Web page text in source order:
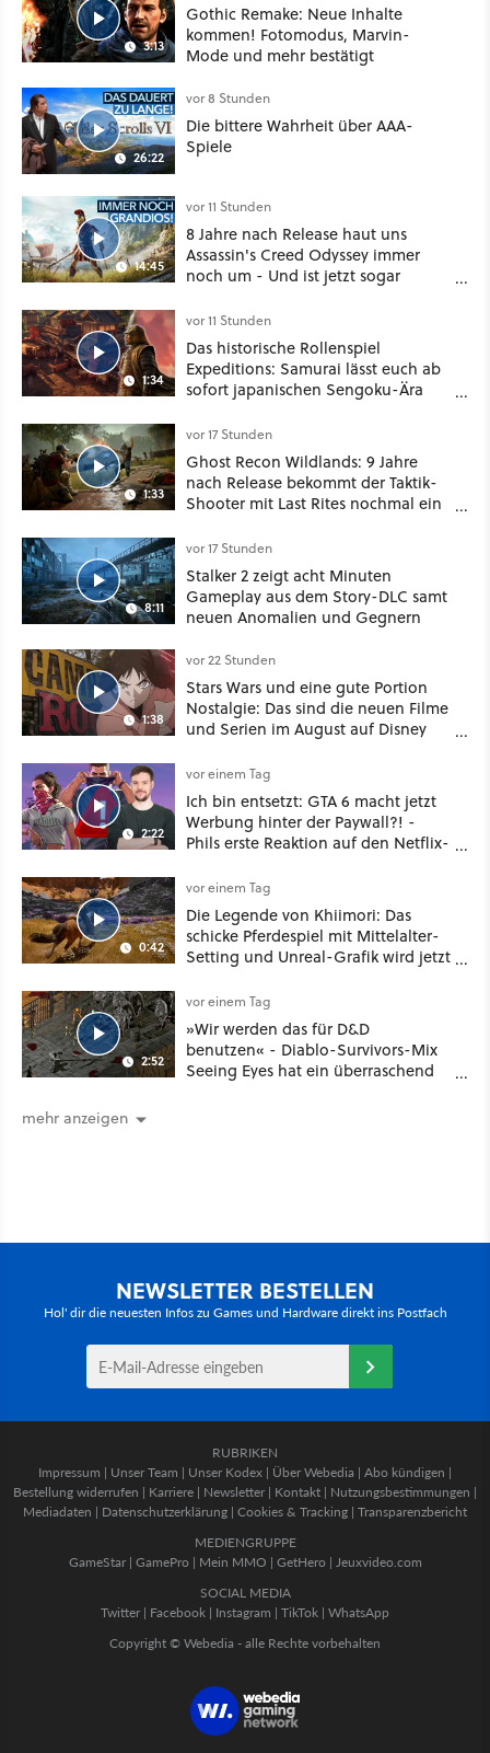
3:13
Gothic Remake: Neue Inhalte
kommen! Fotomodus, Marvin-
Mode und mehr bestätigt
26:22
vor 8 Stunden
Die bittere Wahrheit über AAA-
Spiele
14:45
vor 11 Stunden
8 Jahre nach Release haut uns
Assassin's Creed Odyssey immer
noch um - Und ist jetzt sogar
1:34
vor 11 Stunden
Das historische Rollenspiel
Expeditions: Samurai lässt euch ab
sofort japanischen Sengoku-Ära
oder Diplomatie
1:33
vor 17 Stunden
Ghost Recon Wildlands: 9 Jahre
nach Release bekommt der Taktik-
Shooter mit Last Rites nochmal ein
8:11
vor 17 Stunden
Stalker 2 zeigt acht Minuten
Gameplay aus dem Story-DLC samt
neuen Anomalien und Gegnern
1:38
vor 22 Stunden
Stars Wars und eine gute Portion
Nostalgie: Das sind die neuen Filme
und Serien im August auf Disney
2:22
vor einem Tag
Ich bin entsetzt: GTA 6 macht jetzt
Werbung hinter der Paywall?! -
Phils erste Reaktion auf den Netflix-
0:42
vor einem Tag
Die Legende von Khiimori: Das
schicke Pferdespiel mit Mittelalter-
Setting und Unreal-Grafik wird jetzt
2:52
vor einem Tag
»Wir werden das für D&D
benutzen« - Diablo-Survivors-Mix
Seeing Eyes hat ein überraschend
mehr anzeigen
NEWSLETTER BESTELLEN
Hol' dir die neuesten Infos zu Games und Hardware direkt ins Postfach
RUBRIKEN
Impressum | Unser Team | Unser Kodex | Über Webedia | Abo kündigen |
Bestellung widerrufen | Karriere | Newsletter | Kontakt | Nutzungsbestimmungen |
Mediadaten | Datenschutzerklärung | Cookies & Tracking | Transparenzbericht
MEDIENGRUPPE
GameStar| GamePro | Mein MMO | GetHero | Jeuxvideo.com
SOCIAL MEDIA
Twitter | Facebook | Instagram | TikTok | WhatsApp
Copyright © Webedia - alle Rechte vorbehalten